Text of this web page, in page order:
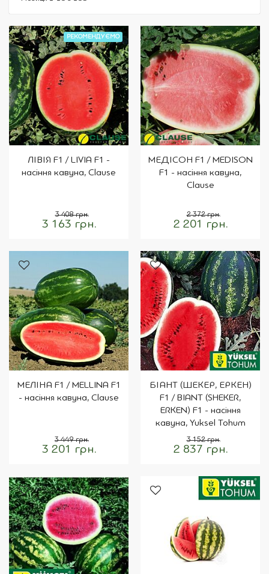
РЕКОМЕНДУЄМО
ЛІВІЯ F1 / LIVIA F1 -
насіння кавуна, Clause
3 163 грн.
3 408 грн.
МЕДІСОН F1 / MEDISON
F1 - насіння кавуна,
Clause
2 201 грн.
2 372 грн.
МЕЛІНА F1 / MELLINA F1
- насіння кавуна, Clause
3 201 грн.
3 449 грн.
БІАНТ (ШЕКЕР, ЕРКЕН)
F1 / BIANT (SHEKER,
ERKEN) F1 - насіння
кавуна, Yuksel Tohum
2 837 грн.
3 152 грн.